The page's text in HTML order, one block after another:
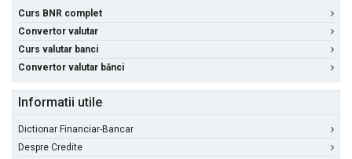
Curs BNR complet
Convertor valutar
Curs valutar banci
Convertor valutar bănci
Informatii utile
Dictionar Financiar-Bancar
Despre Credite